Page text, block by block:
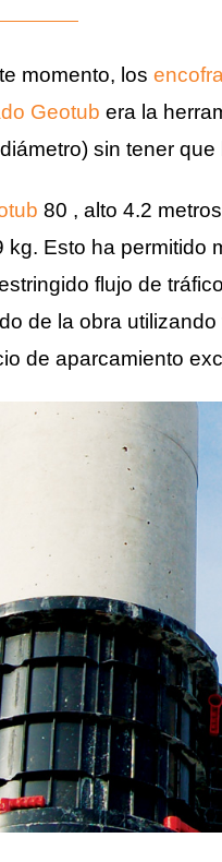
momento, los
Geotub era la
sin tener
80 , alto 4.2
kg. Esto ha
flujo de
de la obra
de aparcamiento